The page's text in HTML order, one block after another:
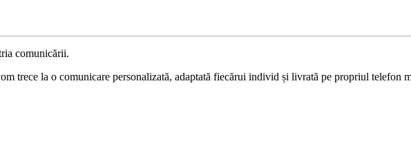
comunicării.
trece la o comunicare personalizată, adaptată fiecărui individ și livrată pe propriul telefon